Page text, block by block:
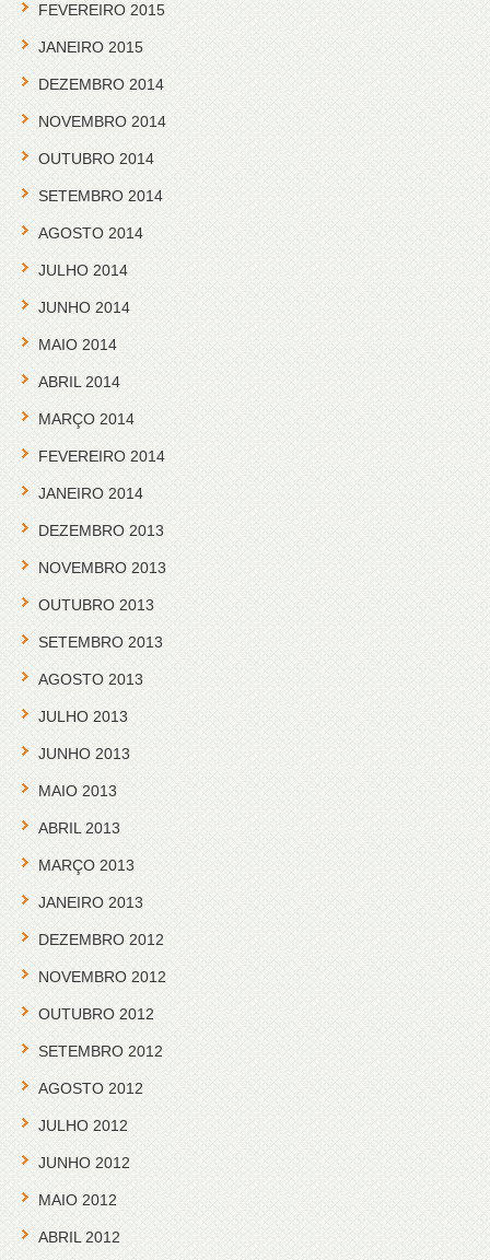
FEVEREIRO 2015
JANEIRO 2015
DEZEMBRO 2014
NOVEMBRO 2014
OUTUBRO 2014
SETEMBRO 2014
AGOSTO 2014
JULHO 2014
JUNHO 2014
MAIO 2014
ABRIL 2014
MARÇO 2014
FEVEREIRO 2014
JANEIRO 2014
DEZEMBRO 2013
NOVEMBRO 2013
OUTUBRO 2013
SETEMBRO 2013
AGOSTO 2013
JULHO 2013
JUNHO 2013
MAIO 2013
ABRIL 2013
MARÇO 2013
JANEIRO 2013
DEZEMBRO 2012
NOVEMBRO 2012
OUTUBRO 2012
SETEMBRO 2012
AGOSTO 2012
JULHO 2012
JUNHO 2012
MAIO 2012
ABRIL 2012